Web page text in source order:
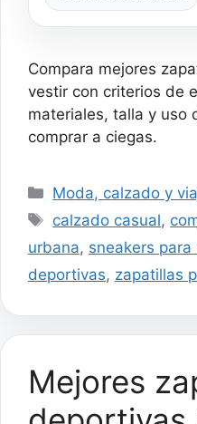
Compara mejores
vestir con criterios de
materiales, talla y uso
comprar a ciegas.
Categorías
Moda, calzado y
Etiquetas
calzado casual,
urbana, sneakers para
deportivas, zapatillas
Mejores